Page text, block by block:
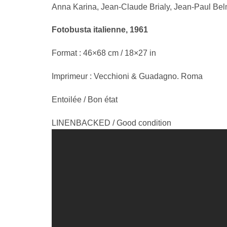
Anna Karina, Jean-Claude Brialy, Jean-Paul
Fotobusta italienne, 1961
Format : 46×68 cm / 18×27 in
Imprimeur : Vecchioni & Guadagno. Roma
Entoilée / Bon état
LINENBACKED / Good condition